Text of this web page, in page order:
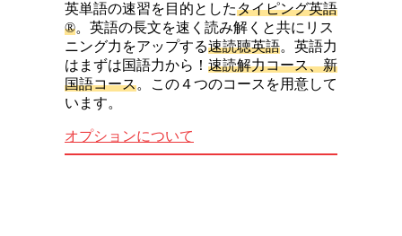
英単語の速習を目的としたタイピング英語
®。英語の長文を速く読み解くと共にリス
ニング力をアップする速読聴英語。英語力
はまずは国語力から！ 速読解力コース、新
国語コース。この４つのコースを用意して
います。
オプションについて